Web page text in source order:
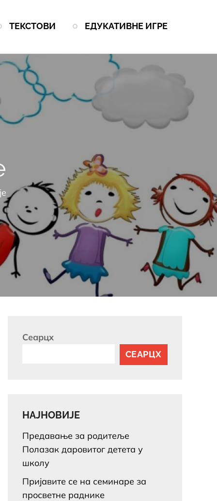
ТЕКСТОВИ ЕДУКАТИВНЕ ИГРЕ
Сеарцх
СЕАРЦХ
НАЈНОВИЈЕ
Предавање за родитеље
Полазак даровитог детета у
школу
Пријавите се на семинаре за
просветне раднике